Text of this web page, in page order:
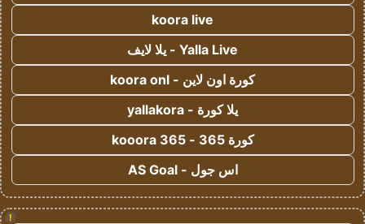
koora live
Yalla Live - يلا لايف
كورة اون لاين - koora onl
يلا كورة - yallakora
كورة 365 - kooora 365
اس جول - AS Goal
!